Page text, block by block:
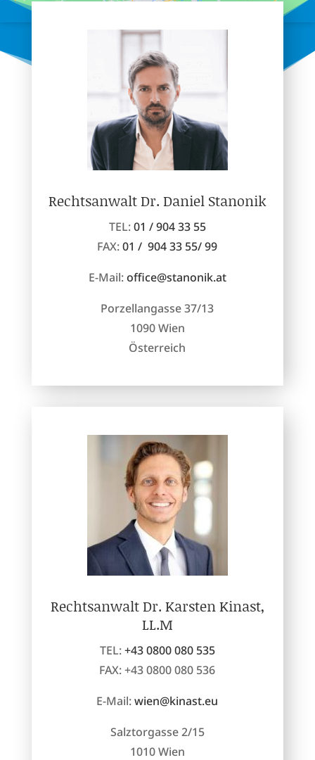
Rechtsanwalt Dr. Daniel Stanonik
TEL:01 / 904 33 55
FAX:01 / 904 33 55/ 99
E-Mail:office@stanonik.at
Porzellangasse 37/13
1090 Wien
Österreich
Rechtsanwalt Dr. Karsten Kinast,
LL.M
TEL:+43 0800 080 535
FAX: +43 0800 080 536
E-Mail:wien@kinast.eu
Salztorgasse 2/15
1010 Wien